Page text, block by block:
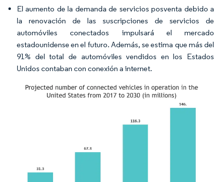
El aumento de la demanda de servicios posventa debido a
la renovación de las suscripciones de servicios de
automóviles conectados impulsará el mercado
estadounidense en el futuro. Además, se estima que más del
91% del total de automóviles vendidos en los Estados
Unidos contaban con conexión a internet.